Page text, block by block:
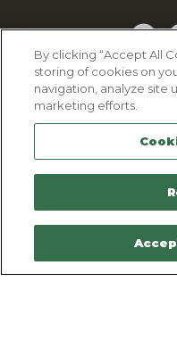
By clicking “Accept All
storing of cookies on
navigation, analyze site
marketing efforts.